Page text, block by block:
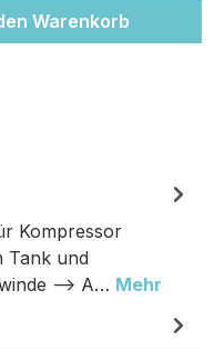
Warenkorb
Kompressor
Tank und
--> A… Mehr